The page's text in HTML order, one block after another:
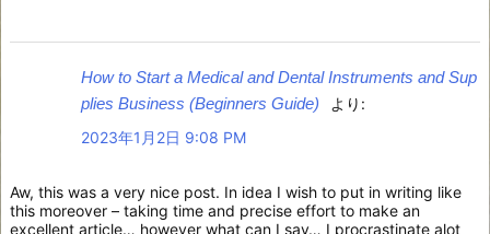
How to Start a Medical and Dental Instruments and Sup
plies Business (Beginners Guide)
より:
2023年1月2日 9:08 PM
Aw, this was a very nice post. In idea I wish to put in writing like
this moreover – taking time and precise effort to make an
excellent article… however what can I say… I procrastinate alot